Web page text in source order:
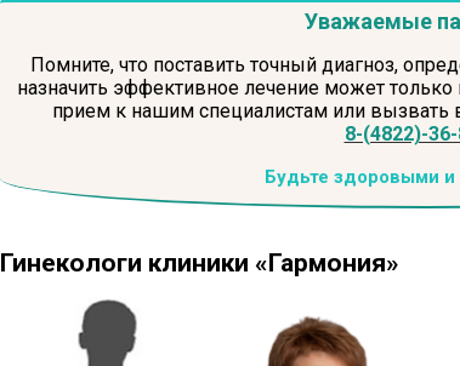
Уважаемые
Помните, что поставить точный диагноз,
назначить эффективное лечение может
прием к нашим специалистам или
8-(4822)-
Будьте здоровыми
Гинекологи клиники «Гармония»